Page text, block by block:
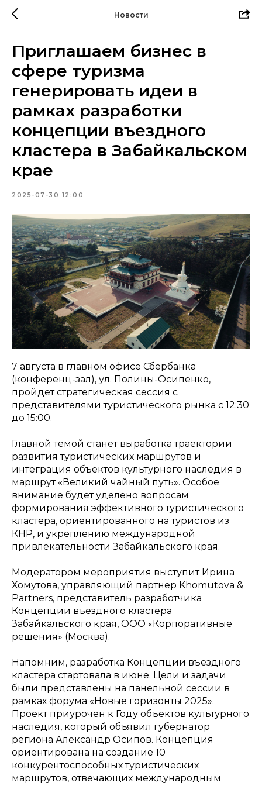
Новости
Приглашаем бизнес в
сфере туризма
генерировать идеи в
рамках разработки
концепции въездного
кластера в Забайкальском
крае
2025-07-30 12:00
7 августа в главном офисе Сбербанка
(конференц-зал), ул. Полины-Осипенко,
пройдет стратегическая сессия с
представителями туристического рынка с 12:30
до 15:00.
Главной темой станет выработка траектории
развития туристических маршрутов и
интеграция объектов культурного наследия в
маршрут «Великий чайный путь». Особое
внимание будет уделено вопросам
формирования эффективного туристического
кластера, ориентированного на туристов из
КНР, и укреплению международной
привлекательности Забайкальского края.
Модератором мероприятия выступит Ирина
Хомутова, управляющий партнер Khomutova &
Partners, представитель разработчика
Концепции въездного кластера
Забайкальского края, ООО «Корпоративные
решения» (Москва).
Напомним, разработка Концепции въездного
кластера стартовала в июне. Цели и задачи
были представлены на панельной сессии в
рамках форума «Новые горизонты 2025».
Проект приурочен к Году объектов культурного
наследия, который объявил губернатор
региона Александр Осипов. Концепция
ориентирована на создание 10
конкурентоспособных туристических
маршрутов, отвечающих международным